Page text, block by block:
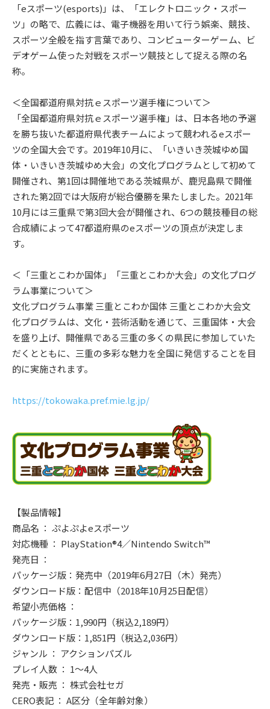
「eスポーツ(esports)」は、「エレクトロニック・スポー
ツ」の略で、広義には、電子機器を用いて行う娯楽、競技、
スポーツ全般を指す言葉であり、コンピューターゲーム、ビ
デオゲーム使った対戦をスポーツ競技として捉える際の名
称。
＜全国都道府県対抗ｅスポーツ選手権について＞
「全国都道府県対抗ｅスポーツ選手権」は、日本各地の予選
を勝ち抜いた都道府県代表チームによって競われるeスポー
ツの全国大会です。2019年10月に、「いきいき茨城ゆめ国
体・いきいき茨城ゆめ大会」の文化プログラムとして初めて
開催され、第1回は開催地である茨城県が、鹿児島県で開催
された第2回では大阪府が総合優勝を果たしました。2021年
10月には三重県で第3回大会が開催され、6つの競技種目の総
合成績によって47都道府県のeスポーツの頂点が決定しま
す。
＜「三重とこわか国体」「三重とこわか大会」の文化プログ
ラム事業について＞
文化プログラム事業 三重とこわか国体 三重とこわか大会文
化プログラムは、文化・芸術活動を通じて、三重国体・大会
を盛り上げ、開催県である三重の多くの県民に参加していた
だくとともに、三重の多彩な魅力を全国に発信することを目
的に実施されます。
https://tokowaka.pref.mie.lg.jp/
【製品情報】
商品名 ： ぷよぷよeスポーツ
対応機種 ： PlayStation®4／Nintendo Switch™
発売日 ：
パッケージ版：発売中（2019年6月27日（木）発売）
ダウンロード版：配信中（2018年10月25日配信）
希望小売価格 ：
パッケージ版：1,990円（税込2,189円）
ダウンロード版：1,851円（税込2,036円）
ジャンル ： アクションパズル
プレイ人数 ： 1～4人
発売・販売 ： 株式会社セガ
CERO表記 ： A区分（全年齢対象）